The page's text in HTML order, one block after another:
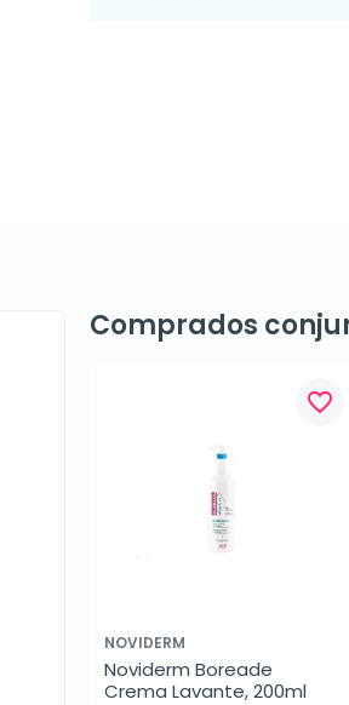
Comprados
favorite_border
NOVIDERM
Noviderm Boreade
Crema Lavante, 200ml